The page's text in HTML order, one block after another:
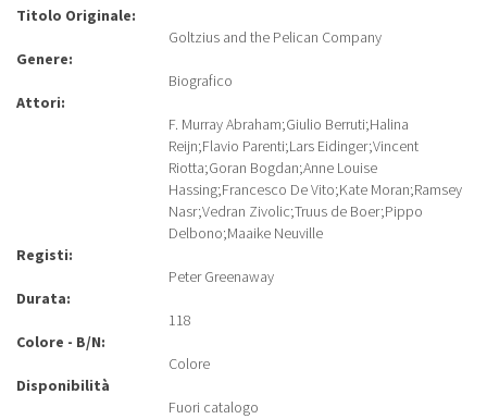
Titolo Originale:
Goltzius and the Pelican Company
Genere:
Biografico
Attori:
F. Murray Abraham;Giulio Berruti;Halina
Reijn;Flavio Parenti;Lars Eidinger;Vincent
Riotta;Goran Bogdan;Anne Louise
Hassing;Francesco De Vito;Kate Moran;Ramsey
Nasr;Vedran Zivolic;Truus de Boer;Pippo
Delbono;Maaike Neuville
Registi:
Peter Greenaway
Durata:
118
Colore - B/N:
Colore
Disponibilità
Fuori catalogo